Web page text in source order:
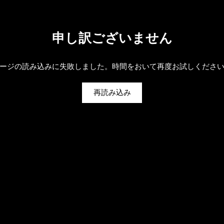
申し訳ございません
ジの読み込みに失敗しました。時間をおいて再度お試しくださ
再読み込み